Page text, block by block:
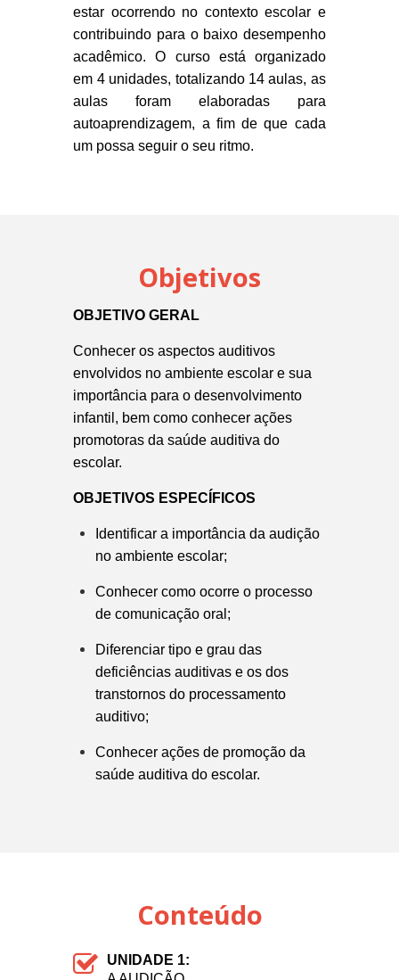
estar ocorrendo no contexto escolar e
contribuindo para o baixo desempenho
acadêmico. O curso está organizado
em 4 unidades, totalizando 14 aulas, as
aulas foram elaboradas para
autoaprendizagem, a fim de que cada
um possa seguir o seu ritmo.
Objetivos
OBJETIVO GERAL
Conhecer os aspectos auditivos
envolvidos no ambiente escolar e sua
importância para o desenvolvimento
infantil, bem como conhecer ações
promotoras da saúde auditiva do
escolar.
OBJETIVOS ESPECÍFICOS
Identificar a importância da audição
no ambiente escolar;
Conhecer como ocorre o processo
de comunicação oral;
Diferenciar tipo e grau das
deficiências auditivas e os dos
transtornos do processamento
auditivo;
Conhecer ações de promoção da
saúde auditiva do escolar.
Conteúdo
UNIDADE 1: